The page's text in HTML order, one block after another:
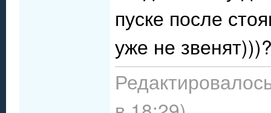
пуске после
уже не